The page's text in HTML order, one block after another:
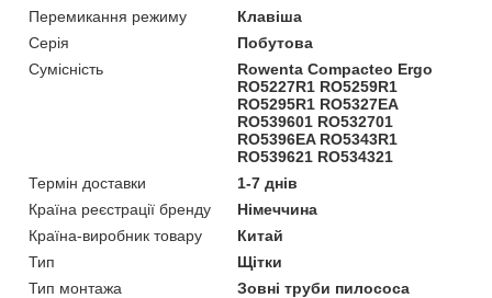
Перемикання режиму
Клавіша
Серія
Побутова
Сумісність
Rowenta Compacteo Ergo
RO5227R1 RO5259R1
RO5295R1 RO5327EA
RO539601 RO532701
RO5396EA RO5343R1
RO539621 RO534321
Термін доставки
1-7 днів
Країна реєстрації бренду
Німеччина
Країна-виробник товару
Китай
Тип
Щітки
Тип монтажа
Зовні труби пилососа